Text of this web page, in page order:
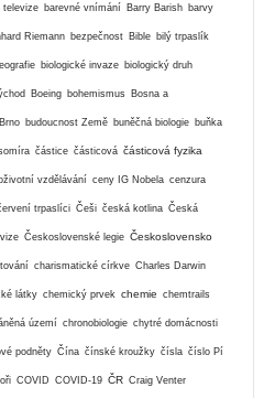
televize barevné vnímání Barry Barish barvy
Riemann bezpečnost Bible bilý trpaslík
biologické invaze biologický druh
Boeing bohemismus Bosna a
Brno budoucnost Země buněčná biologie buňka
částice částicová částicová fyzika
vzdělávání ceny IG Nobela cenzura
trpaslíci Češi česká kotlina Česká
Československé legie Československo
charismatické církve Charles Darwin
látky chemický prvek chemie chemtrails
území chronobiologie chytré domácnosti
podněty Čína čínské kroužky čísla číslo Pí
COVID COVID-19 ČR Craig Venter